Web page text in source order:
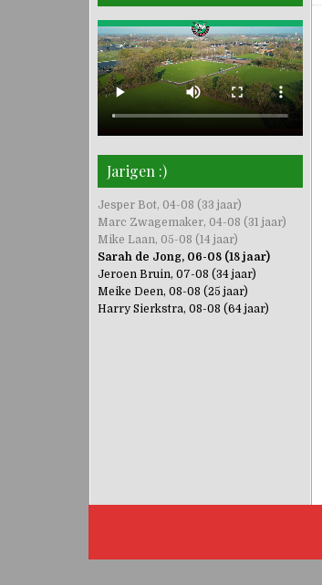
Jarigen :)
Jesper Bot, 04-08 (33 jaar)
Marc Zwagemaker, 04-08 (31 jaar)
Mike Laan, 05-08 (14 jaar)
Sarah de Jong, 06-08 (18 jaar)
Jeroen Bruin, 07-08 (34 jaar)
Meike Deen, 08-08 (25 jaar)
Harry Sierkstra, 08-08 (64 jaar)